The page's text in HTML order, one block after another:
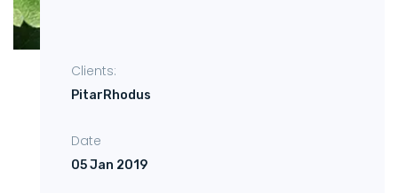
Clients:
PitarRhodus
Date
05 Jan 2019